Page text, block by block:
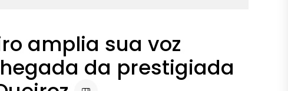
amplia sua voz
da prestigiada